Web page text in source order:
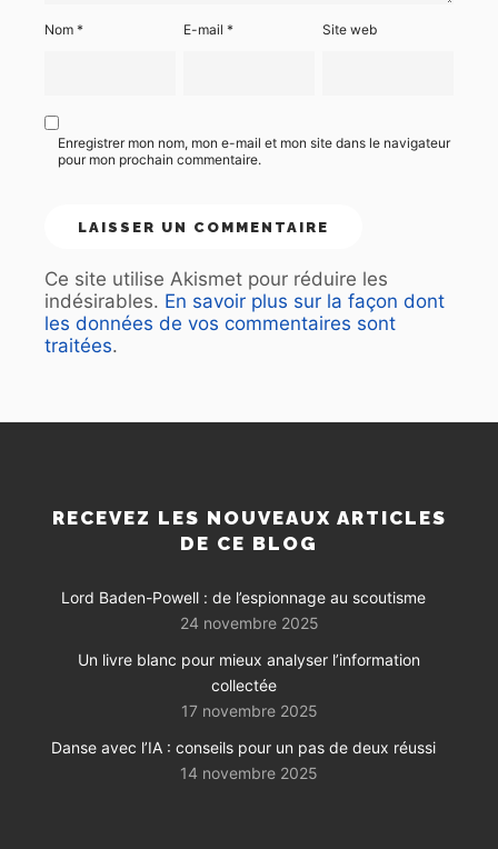
Nom * E-mail* Site web
Enregistrer mon nom, mon e-mail et mon site dans le navigateur
pour mon prochain commentaire.
Ce site utilise Akismet pour réduire les
indésirables. En savoir plus sur la façon dont
les données de vos commentaires sont
traitées.
RECEVEZ LES NOUVEAUX ARTICLES
DE CE BLOG
Lord Baden-Powell : de l’espionnage au scoutisme
24 novembre 2025
Un livre blanc pour mieux analyser l’information
collectée
17 novembre 2025
Danse avec l’IA : conseils pour un pas de deux réussi
14 novembre 2025